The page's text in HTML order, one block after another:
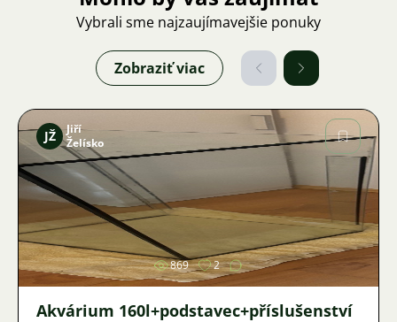
Vybrali sme najzaujímavejšie ponuky
Zobraziť viac
Obrázok
JŽ
Jiří
Želísko
869 2
Akvárium 160l+podstavec+příslušenství